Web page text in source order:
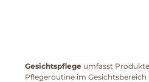
Gesichtspflege umfasst
Pflegeroutine im